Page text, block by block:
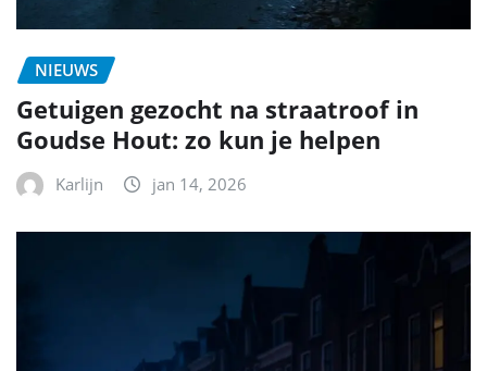
NIEUWS
Getuigen gezocht na straatroof in
Goudse Hout: zo kun je helpen
Karlijn jan 14, 2026